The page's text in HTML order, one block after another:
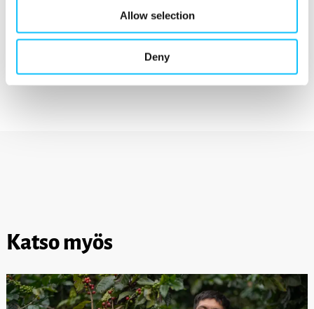
Allow selection
Deny
Teksti: Esa Salminen
Video: Living Wages for Fairtrade Banana
Katso myös